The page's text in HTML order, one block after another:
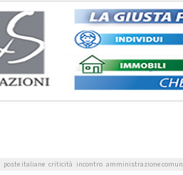
poste italiane criticità incontro amministrazione